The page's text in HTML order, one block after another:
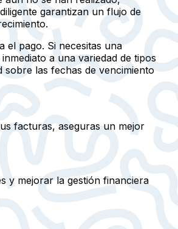
garantizan un flujo de
el pago. Si necesitas una
a una variedad de tipos
las fechas de vencimiento
facturas, aseguras un mejor
y mejorar la gestión financiera